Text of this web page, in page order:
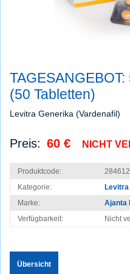
(50 Tabletten)
Levitra Generika (Vardenafil)
Preis: 60 € NICHT
Produktcode:
Kategorie:
Marke:
Ajanta
Verfügbarkeit:
Nicht
Übersicht